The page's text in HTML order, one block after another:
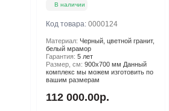
В наличии
Код товара: 0000124
Материал: Черный, цветной гранит,
белый мрамор
Гарантия: 5 лет
Размер, см: 900х700 мм Данный
комплекс мы можем изготовить по
вашим размерам
112 000.00р.